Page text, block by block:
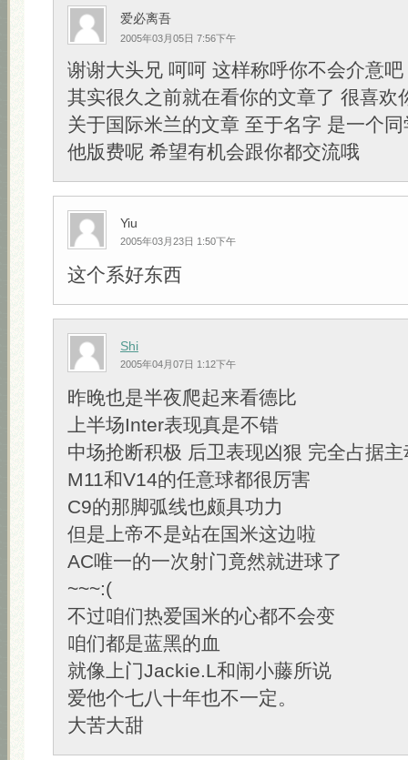
爱必离吾
2005年03月05日 7:56下午
谢谢大头兄 呵呵 这样称呼你不会介意吧
其实很久之前就在看你的文章了 很喜欢
关于国际米兰的文章 至于名字 是一个
他版费呢 希望有机会跟你都交流哦
Yiu
2005年03月23日 1:50下午
这个系好东西
Shi
2005年04月07日 1:12下午
昨晚也是半夜爬起来看德比
上半场Inter表现真是不错
中场抢断积极 后卫表现凶狠 完全占据主
M11和V14的任意球都很厉害
C9的那脚弧线也颇具功力
但是上帝不是站在国米这边啦
AC唯一的一次射门竟然就进球了
~~~:(
不过咱们热爱国米的心都不会变
咱们都是蓝黑的血
就像上门Jackie.L和闹小藤所说
爱他个七八十年也不一定。
大苦大甜